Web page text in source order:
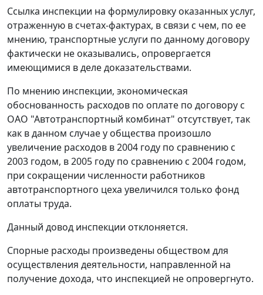
Ссылка инспекции на формулировку оказанных услуг,
отраженную в счетах-фактурах, в связи с чем, по ее
мнению, транспортные услуги по данному договору
фактически не оказывались, опровергается
имеющимися в деле доказательствами.
По мнению инспекции, экономическая
обоснованность расходов по оплате по договору с
ОАО "Автотранспортный комбинат" отсутствует, так
как в данном случае у общества произошло
увеличение расходов в 2004 году по сравнению с
2003 годом, в 2005 году по сравнению с 2004 годом,
при сокращении численности работников
автотранспортного цеха увеличился только фонд
оплаты труда.
Данный довод инспекции отклоняется.
Спорные расходы произведены обществом для
осуществления деятельности, направленной на
получение дохода, что инспекцией не опровергнуто.